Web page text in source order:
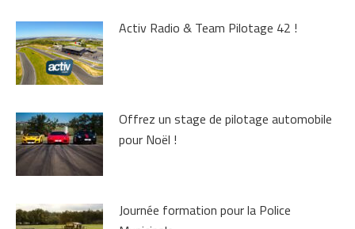
Activ Radio & Team Pilotage 42 !
Offrez un stage de pilotage automobile
pour Noël !
Journée formation pour la Police